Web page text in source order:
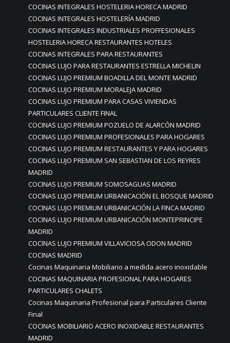
COCINAS INTEGRALES HOSTELERIA HORECA MADRID
COCINAS INTEGRALES HOSTELERÍA MADRID
COCINAS INTEGRALES INDUSTRIALES PROFFESIONALES
HOSTELERIA HORECA RESTAURANTES HOTELES
COCINAS INTEGRALES PARA RESTAURANTES
COCINAS LUJO PARA RESTAURANTES ESTRELLA MICHELIN
COCINAS LUJO PREMIUM BOADILLA DEL MONTE MADRID
COCINAS LUJO PREMIUM MORALEJA MADRID
COCINAS LUJO PREMIUM PARA CASAS VIVIENDAS
PARTICULARES CLIENTE FINAL
COCINAS LUJO PREMIUM POZUELO DE ALARCÓN MADRID
COCINAS LUJO PREMIUM PROFESIONALES PARA HOGARES
COCINAS LUJO PREMIUM RESTAURANTES Y PARA HOGARES
COCINAS LUJO PREMIUM SAN SEBASTIAN DE LOS REYRES
MADRID
COCINAS LUJO PREMIUM SOMOSAGUAS MADRID
COCINAS LUJO PREMIUM URBANICACIÓN EL BOSQUE MADRID
COCINAS LUJO PREMIUM URBANICACIÓN LA FINCA MADRID
COCINAS LUJO PREMIUM URBANICACIÓN MONTEPRINCIPE
MADRID
COCINAS LUJO PREMIUM VILLAVICIOSA ODON MADRID
COCINAS MADRID
Cocinas Maquinaria Mobiliario a medida acero inoxidable
COCINAS MAQUINARIA PROFESIONAL PARA HOGARES
PARTICULARES CHALETS
Cocinas Maquinaria Profesional para Particulares Cliente
Final
COCINAS MOBILIARIO ACERO INOXIDABLE RESTAURANTES
MADRID